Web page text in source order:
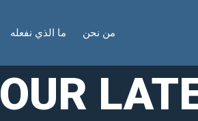
من نحن ما الذي نفعله
OUR